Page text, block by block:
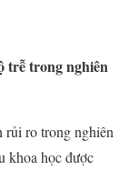
trễ trong nghiên
rủi ro trong nghiên
khoa học được